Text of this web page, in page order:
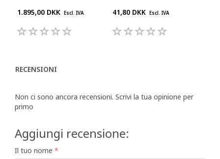
1.895,00 DKK Escl. IVA 41,80 DKK Escl. IVA
RECENSIONI
Non ci sono ancora recensioni. Scrivi la tua opinione per
primo
Aggiungi recensione:
Il tuo nome